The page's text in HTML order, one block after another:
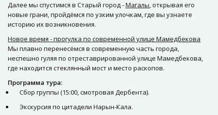
Далее мы спустимся в Старый город -Магалы, открывая его
новые грани, пройдёмся по узким улочкам, где вы узнаете
историю их возникновения.
Новое время - прогулка по современной улице Мамедбекова
Мы плавно перенесёмся в современную часть города,
неспешно гуляя по отреставрированной улице Мамедбекова,
где находится стеклянный мост и место раскопов.
Программа тура:
Сбор группы (15:00, смотровая Дербента).
Экскурсия по цитадели Нарын-Кала.